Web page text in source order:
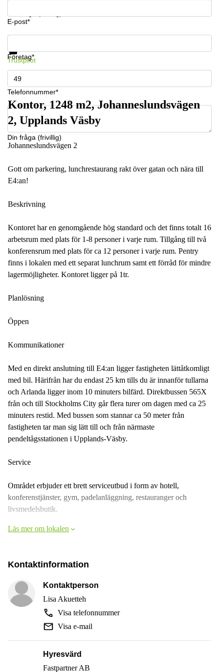
E-post*
Företag*
Telefonnummer*
Din fråga (frivillig)
Få information och pris
Trustpilot
Kontor, 1248 m2, Johanneslundsvägen
2, Upplands Väsby
Johanneslundsvägen 2
Gott om parkering, lunchrestaurang rakt över gatan och nära till
E4:an!
Beskrivning
Kontoret har en genomgående hög standard och det finns totalt 16
arbetsrum med plats för 1-8 personer i varje rum. Tillgång till två
konferensrum med plats för ca 12 personer i varje rum. Pentry
finns i lokalen med ett separat lunchrum samt ett förråd för mindre
lagermöjligheter. Kontoret ligger på 1tr.
Planlösning
Öppen
Kommunikationer
Med en direkt anslutning till E4:an ligger fastigheten lättåtkomligt
med bil. Härifrån har du endast 25 km tills du är innanför tullarna
och Arlanda ligger inom 10 minuters bilfärd. Direktbussen 565X
från och till Stockholms City går flera turer om dagen med ca 25
minuters restid. Med bussen som stannar ca 50 meter från
fastigheten tar man sig lätt till och från närmaste
pendeltågsstationen i Upplands-Väsby.
Service
Området erbjuder ett brett serviceutbud i form av hotell,
konferenstjänster, gym, padelanläggning, restauranger och
livsmedelsbutik.
Läs mer om lokalen
Kontaktinformation
Kontaktperson
Lisa Akuetteh
Visa telefonnummer
Visa e-mail
Hyresvärd
Fastpartner AB